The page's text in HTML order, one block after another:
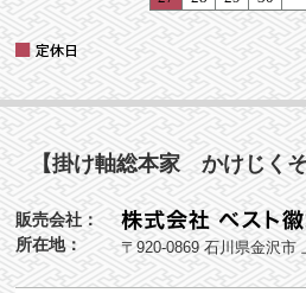
【掛け軸総本家 かけじく
販売会社：
所在地：
〒920-0869 石川県金沢市